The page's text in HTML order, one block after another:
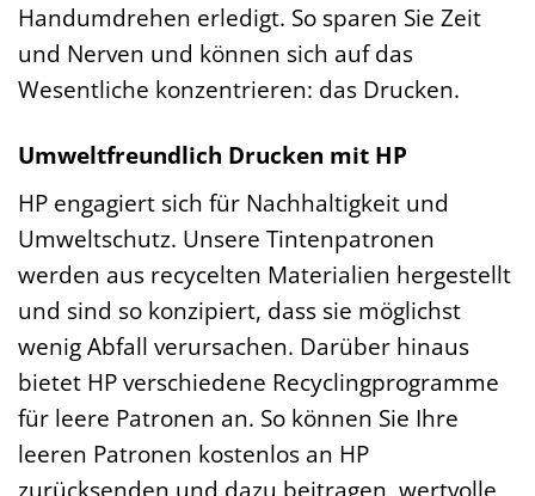
Handumdrehen erledigt. So sparen Sie Zeit
und Nerven und können sich auf das
Wesentliche konzentrieren: das Drucken.
Umweltfreundlich Drucken mit HP
HP engagiert sich für Nachhaltigkeit und
Umweltschutz. Unsere Tintenpatronen
werden aus recycelten Materialien hergestellt
und sind so konzipiert, dass sie möglichst
wenig Abfall verursachen. Darüber hinaus
bietet HP verschiedene Recyclingprogramme
für leere Patronen an. So können Sie Ihre
leeren Patronen kostenlos an HP
zurücksenden und dazu beitragen, wertvolle